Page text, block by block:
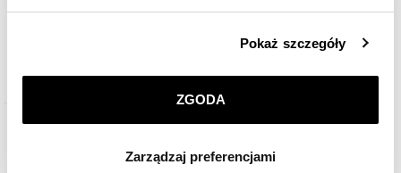
przez nas plików cookie znajdziesz wPolityce
prywatności.
korzystamy. Możesz również wybrać jaki rodzaj plików
Pokaż szczegóły
ZGODA
Zarządzaj preferencjami
1 119 zł